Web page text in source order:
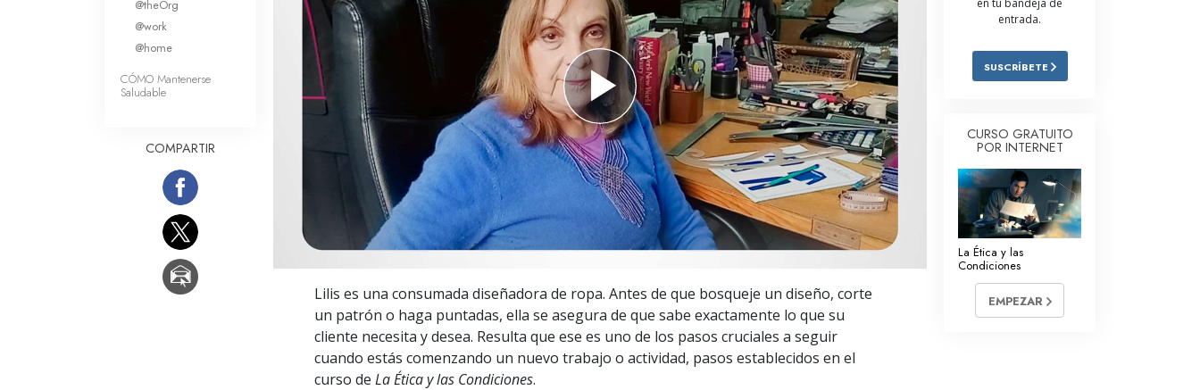
Amor y Odio: ¿Qué es Grandeza?
Respuestas a las Drogas
Los Niños
Herramientas para el Entorno Laboral
La Ética y las
Condiciones
La Causa de la Supresión
Investigaciones
Los Fundamentos de la Organización
Los Fundamentos de las Relaciones
Lilis es una consumada diseñadora de ropa. Antes de que bosqueje un diseño, corte
un patrón o haga puntadas, ella se asegura de que sabe exactamente lo que su
cliente necesita y desea. Resulta que ese es uno de los pasos cruciales a seguir
cuando estás comenzando un nuevo trabajo o actividad, pasos establecidos en el
curso de La Ética y las Condiciones.
@theOrg
@work
@home
CÓMO Mantenerse
Saludable
COMPARTIR
en tu bandeja de
entrada.
SUSCRÍBETE
CURSO GRATUITO
POR INTERNET
La Ética y las
Condiciones
EMPEZAR